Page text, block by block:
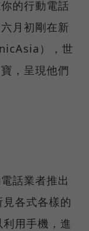
的行動電話
月初剛在新
），世
，呈現他們
話業者推出
各式各樣的
用手機，進